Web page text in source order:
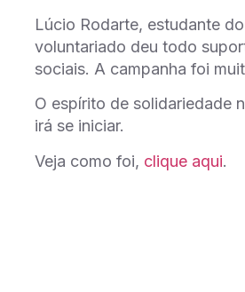
Lúcio Rodarte, estudante
voluntariado deu todo
sociais. A campanha foi
O espírito de solidariedade
irá se iniciar.
Veja como foi, clique aqui.